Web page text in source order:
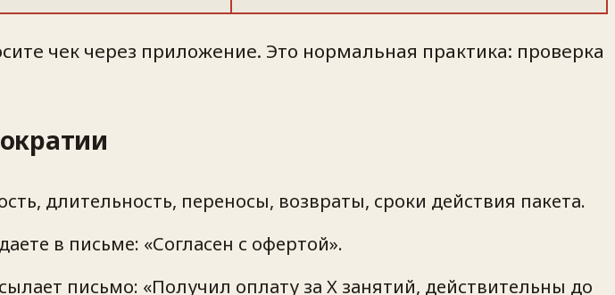
чек через приложение. Это нормальная практика: проверка
длительность, переносы, возвраты, сроки действия пакета.
в письме: «Согласен с офертой».
письмо: «Получил оплату за X занятий, действительны до